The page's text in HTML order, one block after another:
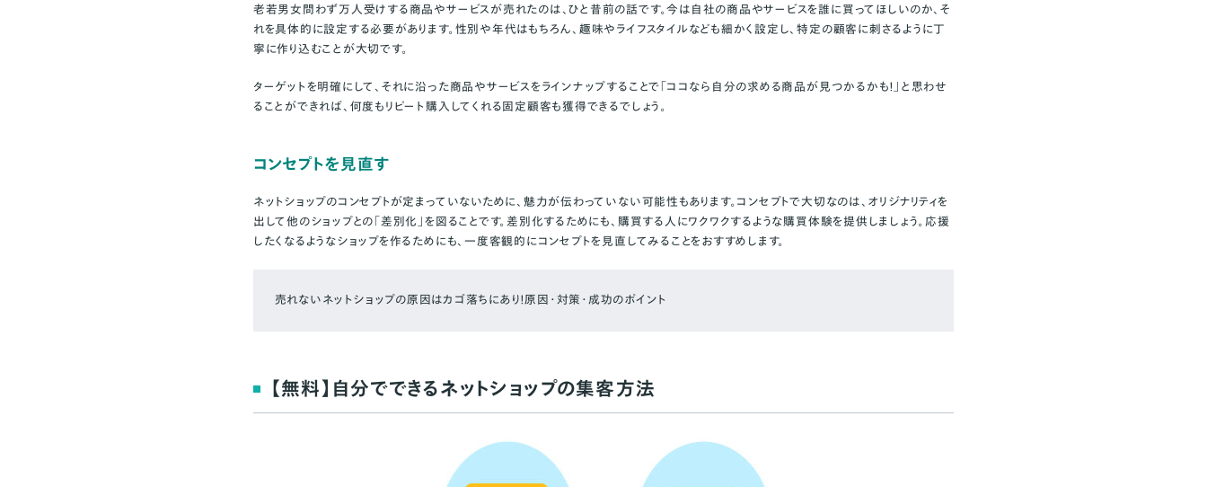
老若男女問わず万人受けする商品やサービスが売れたのは、ひと昔前の話です。今は自社の商品やサービスを誰に買ってほしいのか、そ
れを具体的に設定する必要があります。性別や年代はもちろん、趣味やライフスタイルなども細かく設定し、特定の顧客に刺さるように丁
寧に作り込むことが大切です。
ターゲットを明確にして、それに沿った商品やサービスをラインナップすることで「ココなら自分の求める商品が見つかるかも！」と思わせ
ることができれば、何度もリピート購入してくれる固定顧客も獲得できるでしょう。
コンセプトを見直す
ネットショップのコンセプトが定まっていないために、魅力が伝わっていない可能性もあります。コンセプトで大切なのは、オリジナリティを
出して他のショップとの「差別化」を図ることです。差別化するためにも、購買する人にワクワクするような購買体験を提供しましょう。応援
したくなるようなショップを作るためにも、一度客観的にコンセプトを見直してみることをおすすめします。
売れないネットショップの原因はカゴ落ちにあり！原因・対策・成功のポイント
【無料】自分でできるネットショップの集客方法